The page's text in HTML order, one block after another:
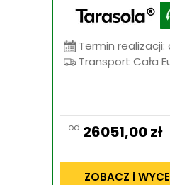
Termin realizacji:
Transport Cała
od 26051,00zł
ZOBACZ i